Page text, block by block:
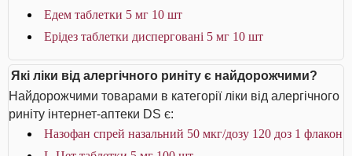
Едем таблетки 5 мг 10 шт
Ерідез таблетки дисперговані 5 мг 10 шт
Які ліки від алергічного риніту є найдорожчими?
Найдорожчими товарами в категорії ліки від алергічного
риніту інтернет-аптеки DS є:
Назофан спрей назальний 50 мкг/дозу 120 доз 1 флакон